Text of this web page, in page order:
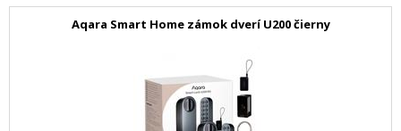
Aqara Smart Home zámok dverí U200 čierny